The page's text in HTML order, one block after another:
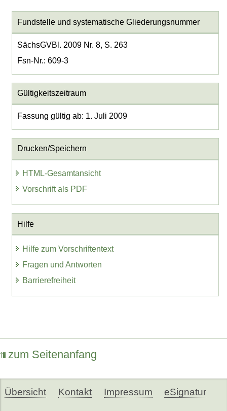
Fundstelle und systematische Gliederungsnummer
SächsGVBl. 2009 Nr. 8, S. 263
Fsn-Nr.: 609-3
Gültigkeitszeitraum
Fassung gültig ab: 1. Juli 2009
Drucken/Speichern
HTML-Gesamtansicht
Vorschrift als PDF
Hilfe
Hilfe zum Vorschriftentext
Fragen und Antworten
Barrierefreiheit
zum Seitenanfang
Übersicht Kontakt Impressum eSignatur